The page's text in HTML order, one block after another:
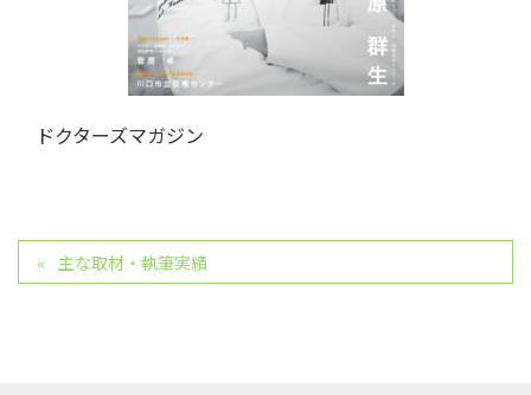
ドクターズマガジン
主な取材・執筆実績